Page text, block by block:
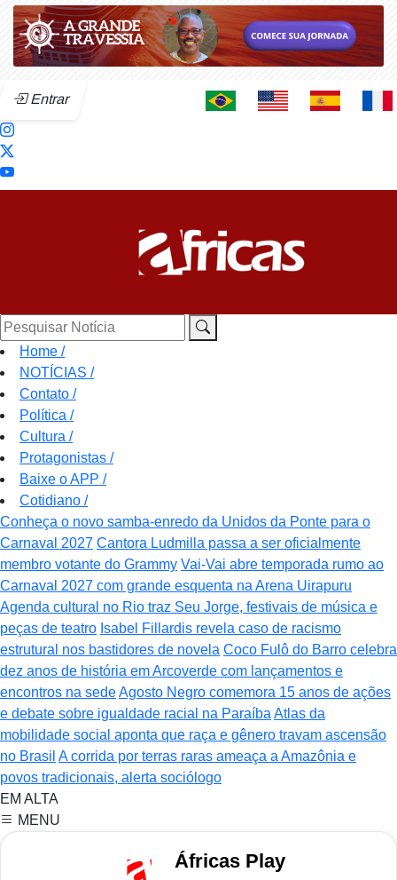
Entrar
Pesquisar Notícia
Home /
NOTÍCIAS /
Contato /
Política /
Cultura /
Protagonistas /
Baixe o APP /
Cotidiano /
Conheça o novo samba-enredo da Unidos da Ponte para o
Carnaval 2027 Cantora Ludmilla passa a ser oficialmente
membro votante do Grammy Vai-Vai abre temporada rumo ao
Carnaval 2027 com grande esquenta na Arena Uirapuru
Agenda cultural no Rio traz Seu Jorge, festivais de música e
peças de teatro Isabel Fillardis revela caso de racismo
estrutural nos bastidores de novela Coco Fulô do Barro celebra
dez anos de história em Arcoverde com lançamentos e
encontros na sedeAgosto Negro comemora 15 anos de ações
e debate sobre igualdade racial na ParaíbaAtlas da
mobilidade social aponta que raça e gênero travam ascensão
no Brasil A corrida por terras raras ameaça a Amazônia e
povos tradicionais, alerta sociólogo
EM ALTA
MENU
Áfricas Play